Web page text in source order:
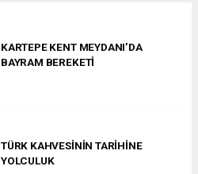
KARTEPE KENT MEYDANI’DA
BAYRAM BEREKETİ
TÜRK KAHVESİNİN TARİHİNE
YOLCULUK